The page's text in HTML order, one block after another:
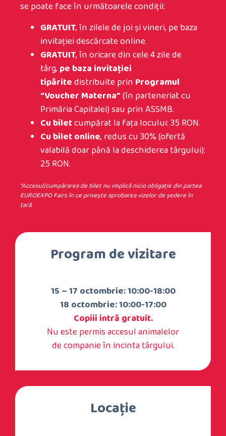
se poate face în următoarele condiţii:
GRATUIT, în zilele de joi şi vineri, pe baza
invitaţiei descărcate online.
GRATUIT, în oricare din cele 4 zile de
târg, pe baza invitaţiei
tipăritedistribuite prin Programul
“Voucher Materna”(în parteneriat cu
Primăria Capitalei) sau prin ASSMB.
Cu biletcumpărat la faţa locului: 35 RON.
Cu bilet online, redus cu 30% (ofertă
valabilă doar până la deschiderea târgului):
25 RON.
*Accesul/cumpărarea de bilet nu implică nicio obligaţie din partea
EUROEXPO Fairs în ce priveşte aprobarea vizelor de şedere în
ţară.
Program de vizitare
15 – 17 octombrie: 10:00-18:00
18 octombrie: 10:00-17:00
Copiii intră gratuit.
Nu este permis accesul animalelor
de companie în incinta târgului.
Locaţie